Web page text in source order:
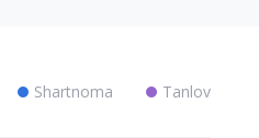
Shartnoma Tanlov